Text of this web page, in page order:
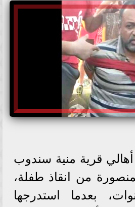
قرية منية سندوب
من انقاذ طفلة،
10 سنوات، بعدما استدرجها